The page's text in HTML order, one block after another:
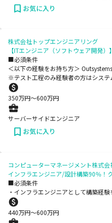
お気に入り
株式会社トップエンジニアリング
【ITエンジニア（ソフトウェア開発）
■必須条件
＜以下の経験をお持ち方＞
※テスト工程のみ経験者の方はシステ
350万円〜600万円
サーバーサイドエンジニア
お気に入り
コンピューターマネージメント株式会
インフラエンジニア/設計構築90％！
■必須条件
・インフラエンジニアとして構築経験
440万円〜600万円